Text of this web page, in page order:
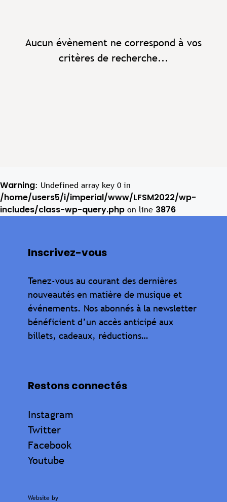
Aucun évènement ne correspond à vos
critères de recherche...
Warning: Undefined array key 0 in
/home/users5/i/imperial/www/LFSM2022/wp-
includes/class-wp-query.php on line 3876
Inscrivez-vous
Tenez-vous au courant des dernières
nouveautés en matière de musique et
événements. Nos abonnés à la newsletter
bénéficient d’un accès anticipé aux
billets, cadeaux, réductions…
Restons connectés
Instagram
Twitter
Facebook
Youtube
Website by